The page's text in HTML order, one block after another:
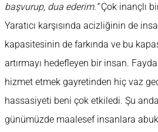
başvurup, dua ederim.”Çok inançlı
Yaratıcı karşısında acizliğinin de
kapasitesinin de farkında ve bu
artırmayı hedefleyen bir insan.
hizmet etmek gayretinden hiç vaz
hassasiyeti beni çok etkiledi. Şu anda
günümüzde maalesef insanlara